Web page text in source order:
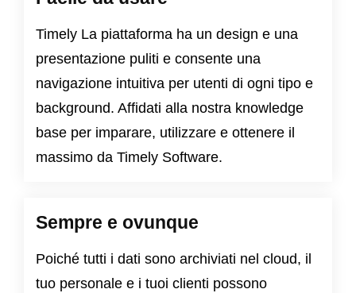
Timely La piattaforma ha un design e una
presentazione puliti e consente una
navigazione intuitiva per utenti di ogni tipo e
background. Affidati alla nostra knowledge
base per imparare, utilizzare e ottenere il
massimo da Timely Software.
Sempre e ovunque
Poiché tutti i dati sono archiviati nel cloud, il
tuo personale e i tuoi clienti possono